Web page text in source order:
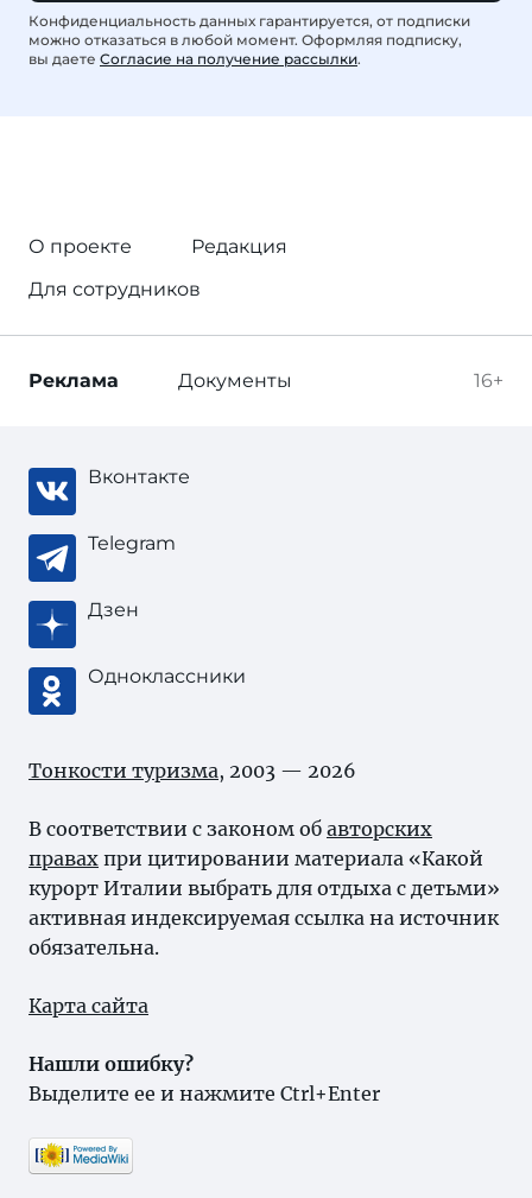
Конфиденциальность данных гарантируется, от подписки
можно отказаться в любой момент. Оформляя подписку,
вы даете Согласие на получение рассылки.
О проекте
Редакция
Для сотрудников
16+
Реклама Документы
Вконтакте
Telegram
Дзен
Одноклассники
Тонкости туризма, 2003 — 2026
В соответствии с законом об авторских
правах при цитировании материала «Какой
курорт Италии выбрать для отдыха с детьми»
активная индексируемая ссылка на источник
обязательна.
Карта сайта
Нашли ошибку?
Выделите ее и нажмите Ctrl+Enter